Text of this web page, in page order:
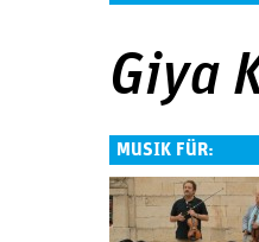
Giya
MUSIK FÜR: